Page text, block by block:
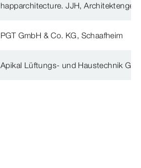
happarchitecture. JJH,
PGT GmbH & Co. KG, Schaafheim
Apikal Lüftungs- und Haustechnik